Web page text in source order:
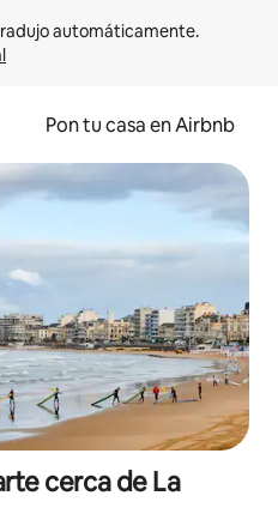
Pon tu casa en Airbnb
cerca de La